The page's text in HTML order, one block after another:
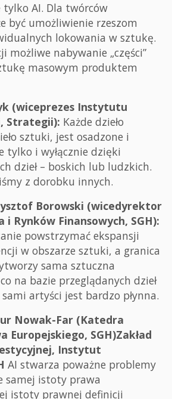
AI. Dla twórców
być umożliwienie rzeszom
lokowania w sztukę.
możliwe nabywanie „części”
masowym produktem
(wiceprezes Instytutu
Strategii): Każde dzieło
sztuki, jest osadzone i
tylko i wyłącznie dzięki
dzieł – boskich lub ludzkich.
z dorobku innych.
Borowski (wicedyrektor
Rynków Finansowych, SGH):
powstrzymać ekspansji
w obszarze sztuki, a granica
sama sztuczna
na bazie przeglądanych dzieł
artyści jest bardzo płynna.
Nowak-Far (Katedra
Europejskiego, SGH)Zakład
Instytut
AI stwarza poważne problemy
samej istoty prawa
istoty prawnej definicji